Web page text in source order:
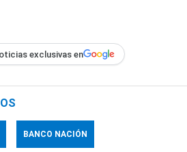
exclusivas en
BANCO NACIÓN